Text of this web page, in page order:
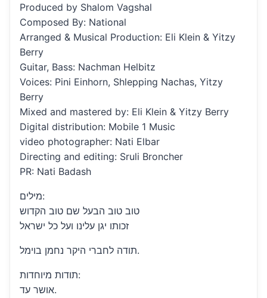
Produced by Shalom Vagshal
Composed By: National
Arranged & Musical Production: Eli Klein & Yitzy
Berry
Guitar, Bass: Nachman Helbitz
Voices: Pini Einhorn, Shlepping Nachas, Yitzy
Berry
Mixed and mastered by: Eli Klein & Yitzy Berry
Digital distribution: Mobile 1 Music
video photographer: Nati Elbar
Directing and editing: Sruli Broncher
PR: Nati Badash
מילים:
טוב טוב הבעל שם טוב הקדוש
זכותו יגן עלינו ועל כל ישראל
תודה לחברי היקר נחמן בוימל.
תודות מיוחדות:
אושר עד.